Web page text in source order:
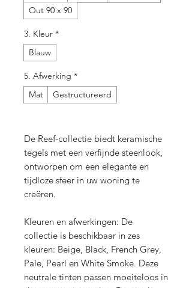
Out 90 x 90
3. Kleur *
Blauw
5. Afwerking *
Mat
Gestructureerd
De Reef-collectie biedt keramische
tegels met een verfijnde steenlook,
ontworpen om een elegante en
tijdloze sfeer in uw woning te
creëren.
Kleuren en afwerkingen: De
collectie is beschikbaar in zes
kleuren: Beige, Black, French Grey,
Pale, Pearl en White Smoke. Deze
neutrale tinten passen moeiteloos in